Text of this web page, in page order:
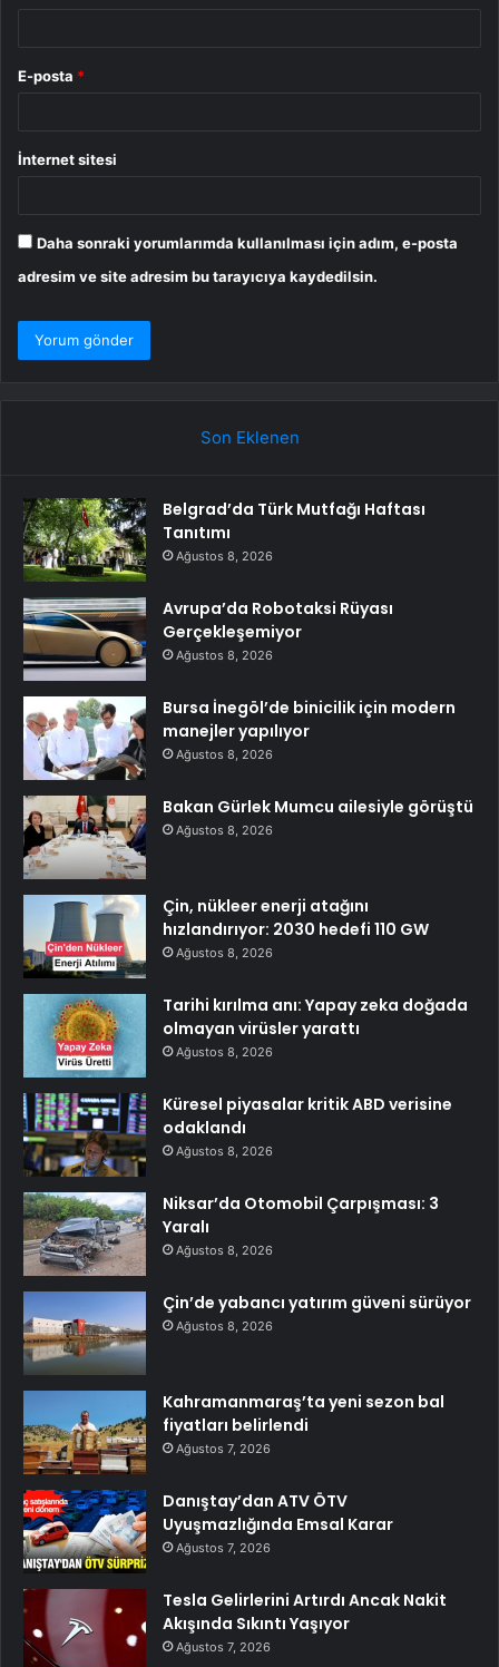
E-posta *
İnternet sitesi
Daha sonraki yorumlarımda kullanılması için adım, e-posta
adresim ve site adresim bu tarayıcıya kaydedilsin.
Son Eklenen
Belgrad’da Türk Mutfağı Haftası
Tanıtımı
Ağustos 8, 2026
Avrupa’da Robotaksi Rüyası
Gerçekleşemiyor
Ağustos 8, 2026
Bursa İnegöl’de binicilik için modern
manejler yapılıyor
Ağustos 8, 2026
Bakan Gürlek Mumcu ailesiyle görüştü
Ağustos 8, 2026
Çin, nükleer enerji atağını
hızlandırıyor: 2030 hedefi 110 GW
Ağustos 8, 2026
Tarihi kırılma anı: Yapay zeka doğada
olmayan virüsler yarattı
Ağustos 8, 2026
Küresel piyasalar kritik ABD verisine
odaklandı
Ağustos 8, 2026
Niksar’da Otomobil Çarpışması: 3
Yaralı
Ağustos 8, 2026
Çin’de yabancı yatırım güveni sürüyor
Ağustos 8, 2026
Kahramanmaraş’ta yeni sezon bal
fiyatları belirlendi
Ağustos 7, 2026
Danıştay’dan ATV ÖTV
Uyuşmazlığında Emsal Karar
Ağustos 7, 2026
Tesla Gelirlerini Artırdı Ancak Nakit
Akışında Sıkıntı Yaşıyor
Ağustos 7, 2026